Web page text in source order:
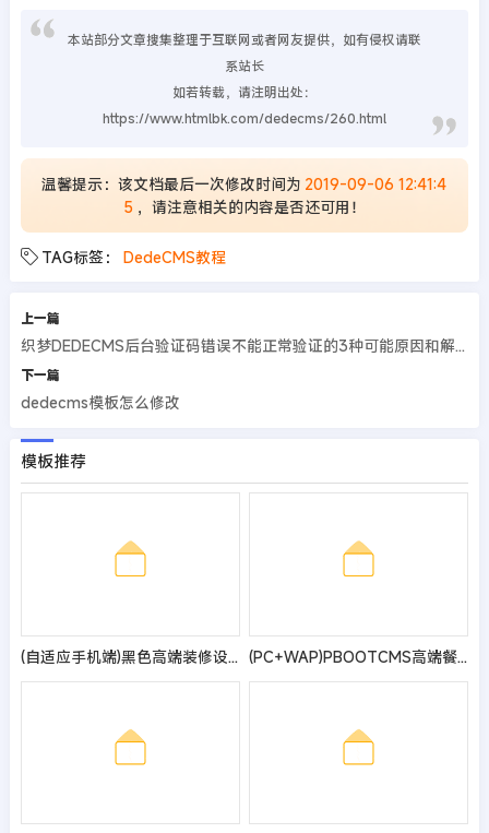
本站部分文章搜集整理于互联网或者网友提供，如有侵权请联
系站长
如若转载，请注明出处：
https://www.htmlbk.com/dedecms/260.html
温馨提示：该文档最后一次修改时间为 2019-09-06 12:41:4
5 ，请注意相关的内容是否还可用！
TAG标签： DedeCMS教程
上一篇
织梦DEDECMS后台验证码错误不能正常验证的3种可能原因和解决方法
下一篇
dedecms模板怎么修改
模板推荐
(自适应手机端)黑色高端装修设计公司pbootcms网站模板 装潢石材建材网站源码 (PC+WAP)PBOOTCMS高端餐饮美食加盟网站模板 美食小吃公司加盟网站源码